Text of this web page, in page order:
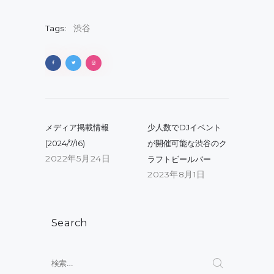
Tags: 渋谷
稿
ナ
ビ
シ
ン
Previous
メディア掲載情報
(2024/7/16)
2022年5月24日
Next
少人数でDJイベント
が開催可能な渋谷のク
ラフトビールバー
2023年8月1日
Search
索: